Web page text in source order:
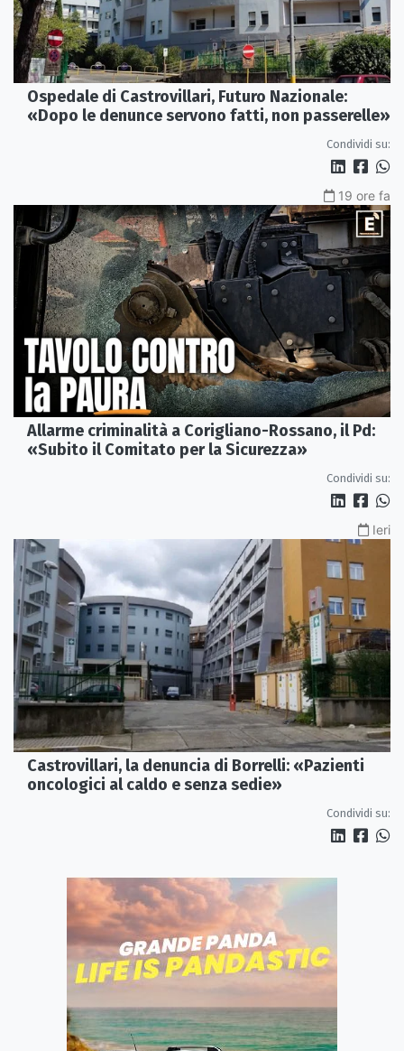
Ospedale di Castrovillari, Futuro Nazionale:
«Dopo le denunce servono fatti, non passerelle»
Condividi su:
19 ore fa
Allarme criminalità a Corigliano-Rossano, il Pd:
«Subito il Comitato per la Sicurezza»
Condividi su:
Ieri
Castrovillari, la denuncia di Borrelli: «Pazienti
oncologici al caldo e senza sedie»
Condividi su: